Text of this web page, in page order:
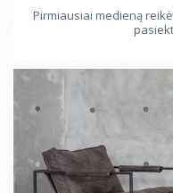
Pirmiausiai medieną